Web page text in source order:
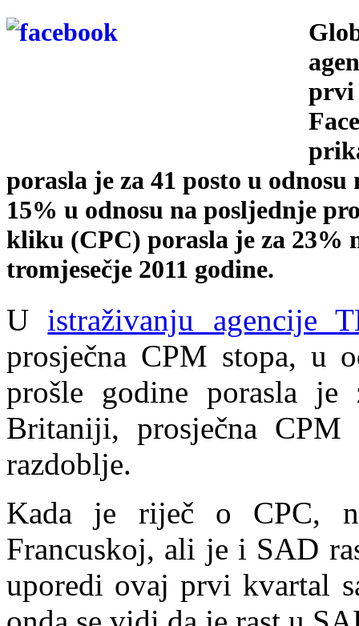
prvi
porasla je za 41 posto u
15% u odnosu na posljednje
kliku (CPC) porasla je za 23%
tromjesečje 2011 godine.
U istraživanju agencije
prosječna CPM stopa, u
prošle godine porasla
Britaniji, prosječna
razdoblje.
Kada je riječ o CPC,
Francuskoj, ali je i SAD
uporedi ovaj prvi kvartal